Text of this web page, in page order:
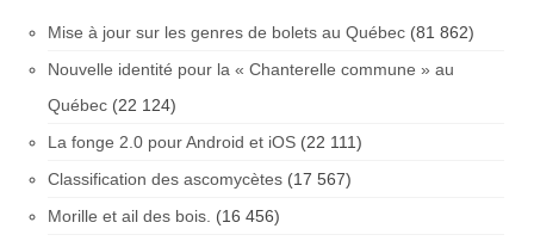
Mise à jour sur les genres de bolets au Québec (81 862)
Nouvelle identité pour la « Chanterelle commune » au
Québec (22 124)
La fonge 2.0 pour Android et iOS (22 111)
Classification des ascomycètes (17 567)
Morille et ail des bois. (16 456)